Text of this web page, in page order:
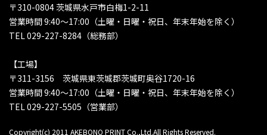
〒310-0804 茨城県水戸市白梅1-2-11
営業時間 9:40〜17:00（土曜・日曜・祝日、年末年始を除く）
TEL 029-227-8284（総務部）
【工場】
〒311-3156 茨城県東茨城郡茨城町奥谷1720-16
営業時間 9:40〜17:00（土曜・日曜・祝日、年末年始を除く）
TEL 029-227-5505（営業部）
Copyright(c) 2011 AKEBONO PRINT Co.,Ltd.All Rights Reserved.